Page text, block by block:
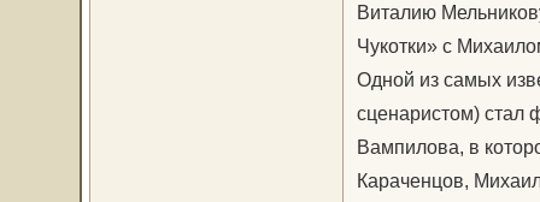
Виталию
Чукотки» с
Одной из самых
сценаристом) стал
Вампилова, в
Караченцов,